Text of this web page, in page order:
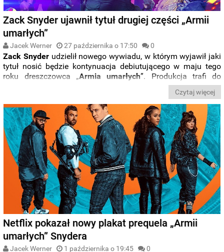
Zack Snyder ujawnił tytuł drugiej części „Armii
umarłych”
Jacek Werner 27 października o 17:50 0
Zack Snyderudzielił nowego wywiadu, w którym wyjawił jaki
tytuł nosić będzie kontynuacja debiutującego w maju tego
roku dreszczowca „Armia umarłych”. Produkcja trafi do
Planet of the Dead”. Reżyser
bohaterów pierwszego filmu
powróci wsequelu.
Czytaj więcej
Netflix pokazał nowy plakat prequela „Armii
umarłych” Snydera
Jacek Werner 1 października o 19:45 0